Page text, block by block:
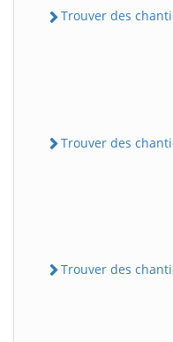
Trouver des
Trouver des
Trouver des